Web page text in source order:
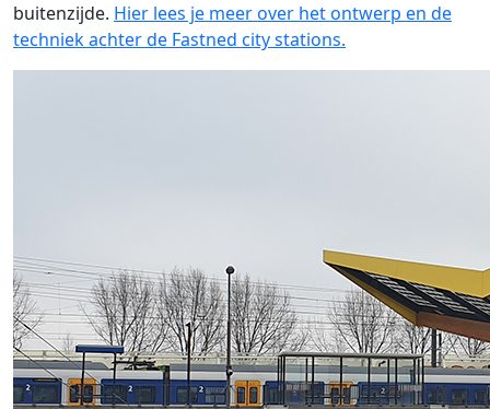
buitenzijde. Hier lees je meer over het ontwerp en de
techniek achter de Fastned city stations.